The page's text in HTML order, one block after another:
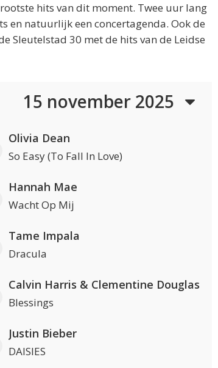
hits van dit moment. Twee uur lang
en natuurlijk een concertagenda. Ook de
Sleutelstad 30 met de hits van de Leidse
15 november 2025
Olivia Dean
So Easy (To Fall In Love)
Hannah Mae
Wacht Op Mij
Tame Impala
Dracula
Calvin Harris & Clementine Douglas
Blessings
Justin Bieber
DAISIES